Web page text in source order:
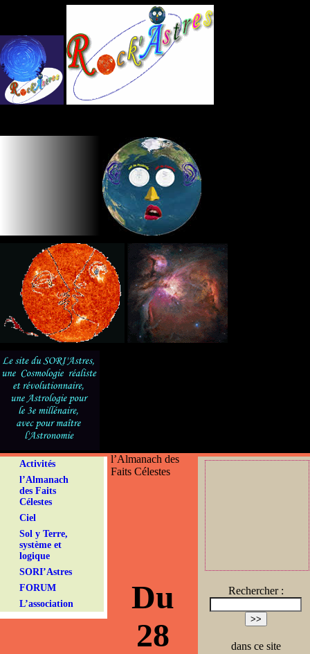
Activités
l’Almanach
des Faits
Célestes
Ciel
Sol y Terre,
système et
logique
SORI’Astres
FORUM
L’association
Rechercher :
dans ce site
l’Almanach des
Faits Célestes
Du
28
Panneau de gestion des cookies